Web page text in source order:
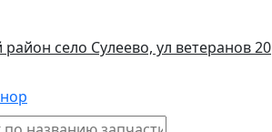
село Сулеево, ул ветеранов 20